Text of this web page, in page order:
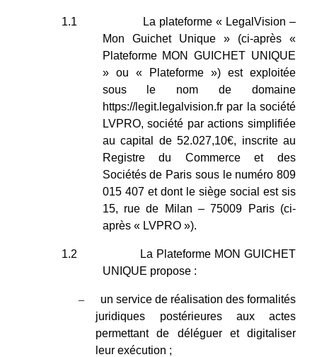
1.1
La plateforme « LegalVision –
Mon Guichet Unique » (ci-après «
Plateforme MON GUICHET UNIQUE
» ou « Plateforme ») est exploitée
sous le nom de domaine
https://legit.legalvision.frpar la société
LVPRO, société par actions simplifiée
au capital de 52.027,10€, inscrite au
Registre du Commerce et des
Sociétés de Paris sous le numéro 809
015 407 et dont le siège social est sis
15, rue de Milan – 75009 Paris (ci-
après « LVPRO »).
1.2
La Plateforme MON GUICHET
UNIQUE propose :
–
un service de réalisation des formalités
juridiques postérieures aux actes
permettant de déléguer et digitaliser
leur exécution ;